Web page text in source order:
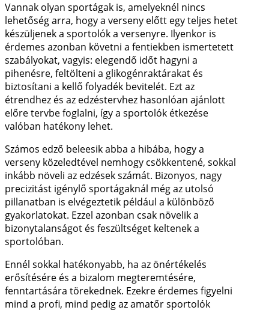
Vannak olyan sportágak is, amelyeknél nincs
lehetőség arra, hogy a verseny előtt egy teljes hetet
készüljenek a sportolók a versenyre. Ilyenkor is
érdemes azonban követni a fentiekben ismertetett
szabályokat, vagyis: elegendő időt hagyni a
pihenésre, feltölteni a glikogénraktárakat és
biztosítani a kellő folyadék bevitelét. Ezt az
étrendhez és az edzéstervhez hasonlóan ajánlott
előre tervbe foglalni, így a sportolók étkezése
valóban hatékony lehet.
Számos edző beleesik abba a hibába, hogy a
verseny közeledtével nemhogy csökkentené, sokkal
inkább növeli az edzések számát. Bizonyos, nagy
precizitást igénylő sportágaknál még az utolsó
pillanatban is elvégeztetik például a különböző
gyakorlatokat. Ezzel azonban csak növelik a
bizonytalanságot és feszültséget keltenek a
sportolóban.
Ennél sokkal hatékonyabb, ha az önértékelés
erősítésére és a bizalom megteremtésére,
fenntartására törekednek. Ezekre érdemes figyelni
mind a profi, mind pedig az amatőr sportolók